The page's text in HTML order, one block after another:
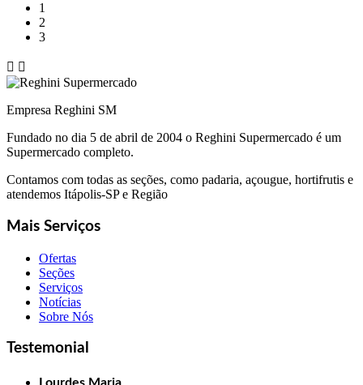
1
2
3
 
Empresa Reghini SM
Fundado no dia 5 de abril de 2004 o Reghini Supermercado é um
Supermercado completo.
Contamos com todas as seções, como padaria, açougue, hortifrutis e
atendemos Itápolis-SP e Região
Mais Serviços
Ofertas
Seções
Serviços
Notícias
Sobre Nós
Testemonial
Lourdes Maria